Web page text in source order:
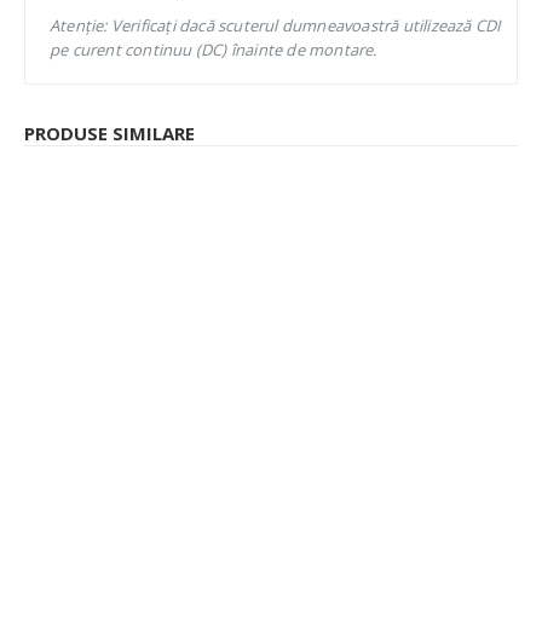
Atenție: Verificați dacă scuterul dumneavoastră utilizează CDI
pe curent continuu (DC) înainte de montare.
PRODUSE SIMILARE